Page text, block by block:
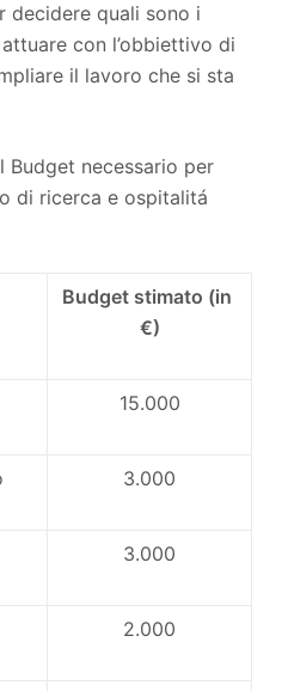
decidere quali sono i
con l’obbiettivo di
il lavoro che si sta
necessario per
di ricerca e ospitalitá
Budget stimato (in
€)
15.000
3.000
3.000
2.000